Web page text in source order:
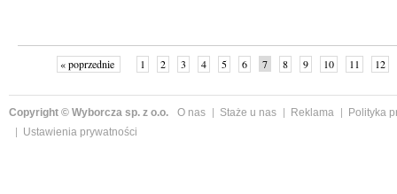
« poprzednie 1 2 3 4 5 6 7 8 9 10 11 12
Copyright © Wyborcza sp. z o.o. O nas Staże u nas Reklama
Polityka
Ustawienia prywatności